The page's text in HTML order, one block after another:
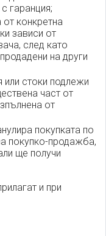
гаранция;
конкретна
зависи от
след като
на други
или стоки подлежи
част от
от
покупката по
покупко-продажба,
ще получи
и при